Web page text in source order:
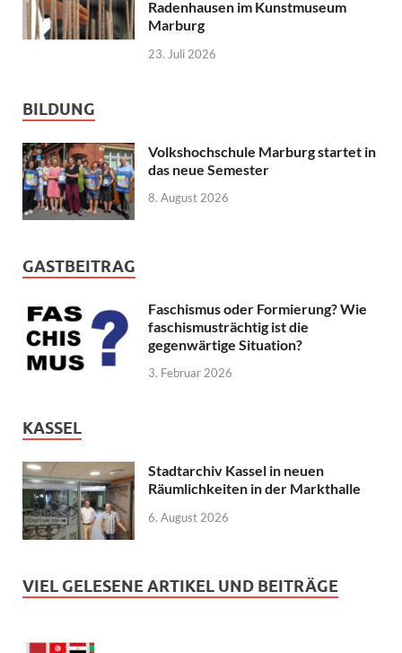
Radenhausen im Kunstmuseum
Marburg
23. Juli 2026
BILDUNG
Volkshochschule Marburg startet in
das neue Semester
8. August 2026
GASTBEITRAG
Faschismus oder Formierung? Wie
faschismusträchtig ist die
gegenwärtige Situation?
3. Februar 2026
KASSEL
Stadtarchiv Kassel in neuen
Räumlichkeiten in der Markthalle
6. August 2026
VIEL GELESENE ARTIKEL UND BEITRÄGE